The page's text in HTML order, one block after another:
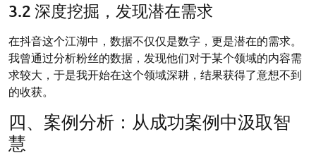
3.2 深度挖掘，发现潜在需求
在抖音这个江湖中，数据不仅仅是数字，更是潜在的需求。
我曾通过分析粉丝的数据，发现他们对于某个领域的内容需
求较大，于是我开始在这个领域深耕，结果获得了意想不到
的收获。
四、案例分析：从成功案例中汲取智
慧